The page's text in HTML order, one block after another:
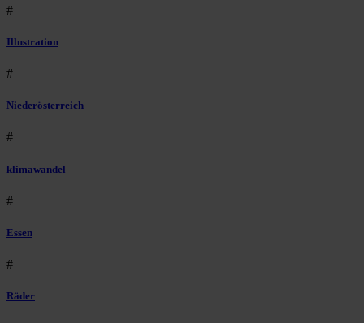
#
Illustration
#
Niederösterreich
#
klimawandel
#
Essen
#
Räder